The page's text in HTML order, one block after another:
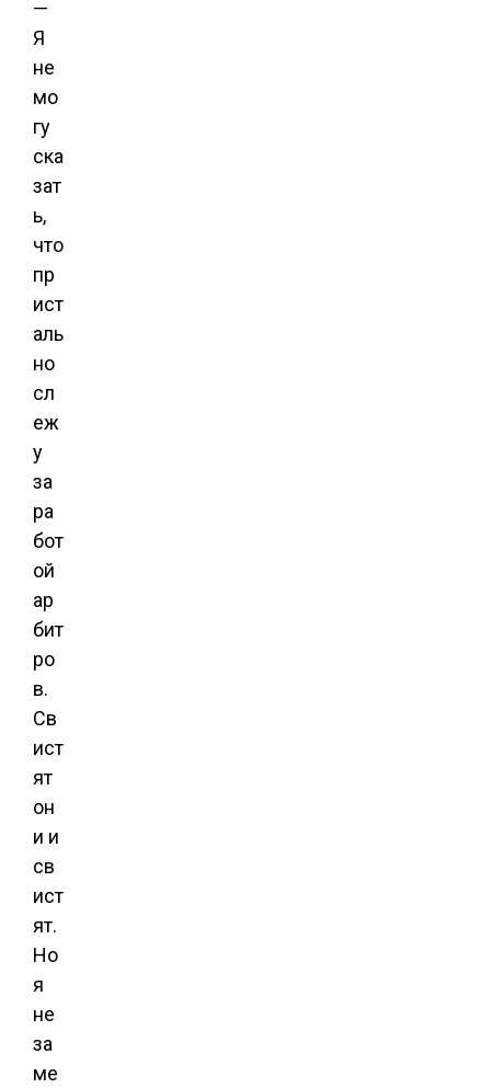
—
Я
не
мо
гу
ска
зат
ь,
что
пр
ист
аль
но
сл
еж
у
за
ра
бот
ой
ар
бит
ро
в.
Св
ист
ят
он
и и
св
ист
ят.
Но
я
не
за
ме